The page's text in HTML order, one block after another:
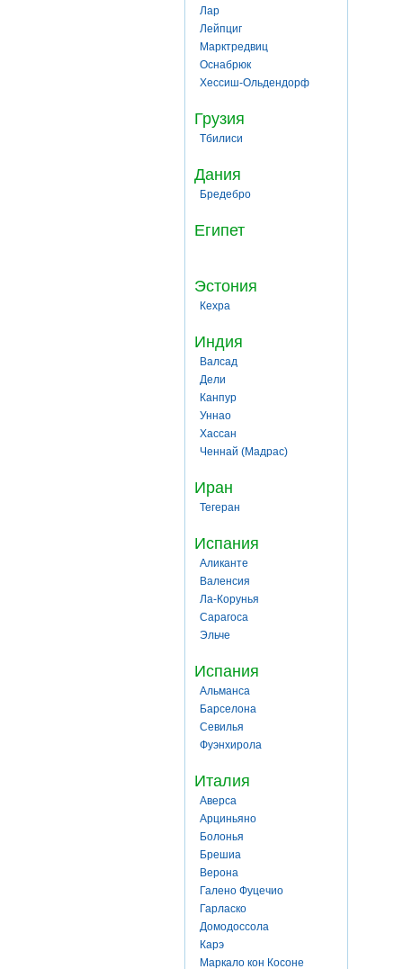
Лар
Лейпциг
Марктредвиц
Оснабрюк
Хессиш-Ольдендорф
Грузия
Тбилиси
Дания
Бредебро
Египет
Эстония
Кехра
Индия
Валсад
Дели
Канпур
Уннао
Хассан
Ченнай (Мадрас)
Иран
Тегеран
Испания
Аликанте
Валенсия
Ла-Корунья
Сарагоса
Эльче
Испания
Альманса
Барселона
Севилья
Фуэнхирола
Италия
Аверса
Арциньяно
Болонья
Брешиа
Верона
Галено Фуцечио
Гарласко
Домодоссола
Карэ
Маркало кон Косоне